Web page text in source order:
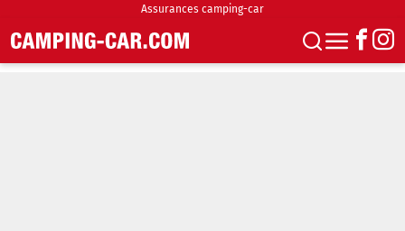
Assurances camping-car